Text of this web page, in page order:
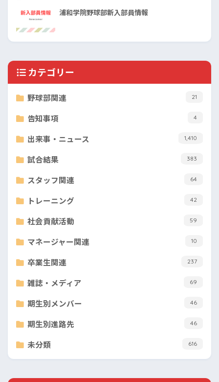
浦和学院野球部新入部員情報
カテゴリー
野球部関連 21
告知事項 4
出来事・ニュース 1,410
試合結果 383
スタッフ関連 64
トレーニング 42
社会貢献活動 59
マネージャー関連 10
卒業生関連 237
雑誌・メディア 69
期生別メンバー 46
期生別進路先 46
未分類 616